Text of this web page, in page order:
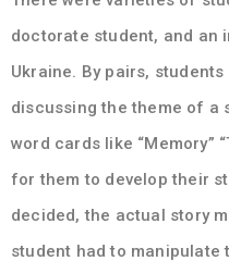
doctorate student, and an
Ukraine. By pairs,
discussing the theme of a
word cards like “Memory”
for them to develop their
decided, the actual story
student had to manipulate